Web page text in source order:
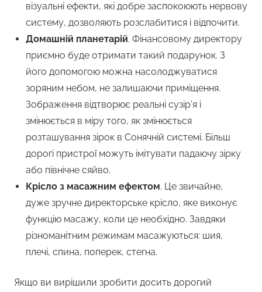
візуальні ефекти, які добре заспокоюють нервову
систему, дозволяють розслабитися і відпочити.
Домашній планетарій. Фінансовому директору
приємно буде отримати такий подарунок. З
його допомогою можна насолоджуватися
зоряним небом, не залишаючи приміщення.
Зображення відтворює реальні сузір’я і
змінюється в міру того, як змінюється
розташування зірок в Сонячній системі. Більш
дорогі пристрої можуть імітувати падаючу зірку
або північне сяйво.
Крісло з масажним ефектом. Це звичайне,
дуже зручне директорське крісло, яке виконує
функцію масажу, коли це необхідно. Завдяки
різноманітним режимам масажуються: шия,
плечі, спина, поперек, стегна.
Якщо ви вирішили зробити досить дорогий